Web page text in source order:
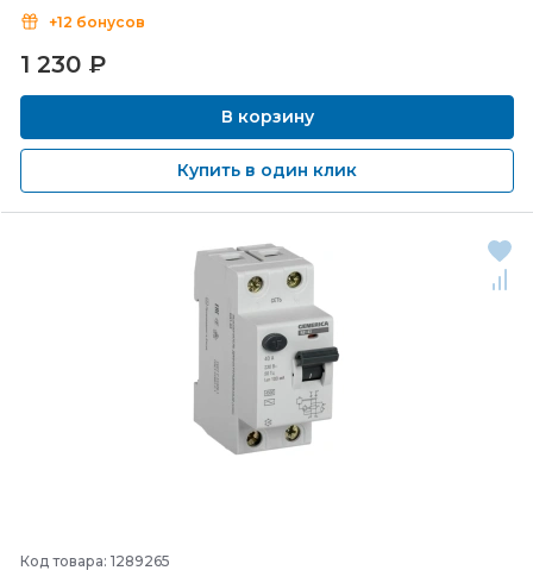
+12 бонусов
1 230 ₽
В корзину
Купить в один клик
Код товара: 1289265